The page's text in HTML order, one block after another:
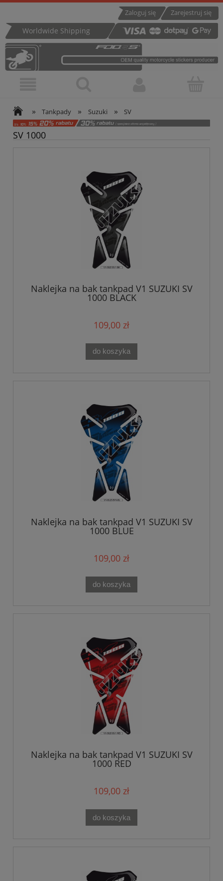
Zarejestruj się
Zaloguj się
Worldwide Shipping
» Tankpady » Suzuki » SV
SV 1000
Naklejka na bak tankpad V1 SUZUKI SV
1000 BLACK
109,00 zł
do koszyka
Naklejka na bak tankpad V1 SUZUKI SV
1000 BLUE
109,00 zł
do koszyka
Naklejka na bak tankpad V1 SUZUKI SV
1000 RED
109,00 zł
do koszyka